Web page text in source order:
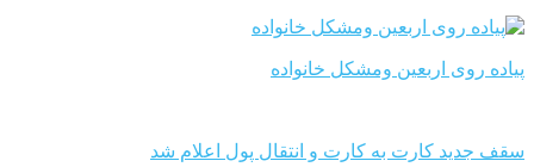
پیاده روی اربعین ومشکل خانواده
سقف جدید کارت به کارت و انتقال پول اعلام شد